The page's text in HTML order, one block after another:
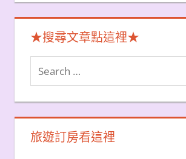
★搜尋文章點這裡★
Search
for:
旅遊訂房看這裡